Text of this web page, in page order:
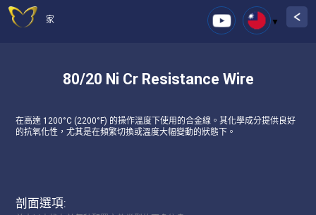
家
80/20 Ni Cr Resistance Wire
在高達 1200°C (2200°F) 的操作溫度下使用的合金線。其化學成分提供良好
的抗氧化性，尤其是在頻繁切換或溫度大幅變動的狀態下。
剖面選項: